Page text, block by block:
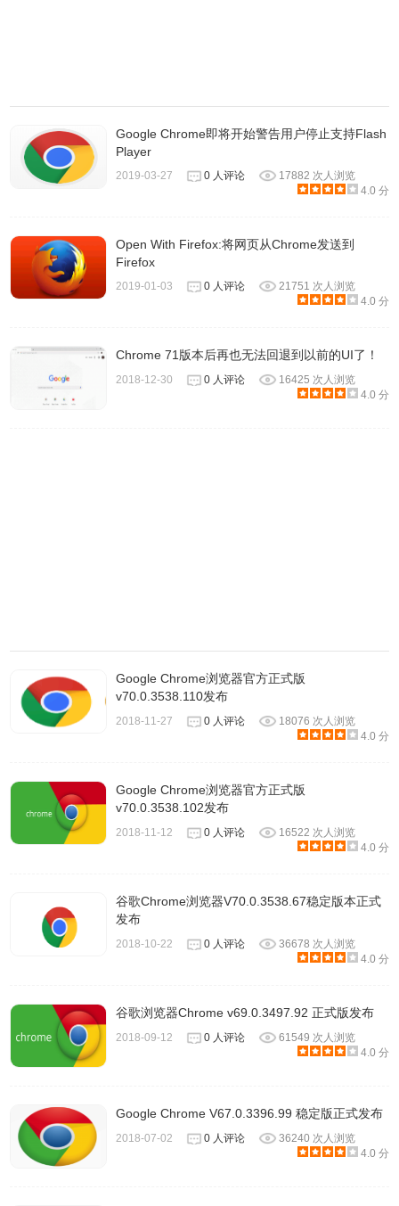
Google Chrome即将开始警告用户停止支持Flash
Player
2019-03-27 0 人评论
17882 次人浏览
4.0 分
Open With Firefox:将网页从Chrome发送到
Firefox
2019-01-03 0 人评论
21751 次人浏览
4.0 分
Chrome 71版本后再也无法回退到以前的UI了！
2018-12-30 0 人评论
16425 次人浏览
4.0 分
Google Chrome浏览器官方正式版
v70.0.3538.110发布
2018-11-27 0 人评论
18076 次人浏览
4.0 分
Google Chrome浏览器官方正式版
v70.0.3538.102发布
2018-11-12 0 人评论
16522 次人浏览
4.0 分
谷歌Chrome浏览器V70.0.3538.67稳定版本正式
发布
2018-10-22 0 人评论
36678 次人浏览
4.0 分
谷歌浏览器Chrome v69.0.3497.92 正式版发布
2018-09-12 0 人评论
61549 次人浏览
4.0 分
Google Chrome V67.0.3396.99 稳定版正式发布
2018-07-02 0 人评论
36240 次人浏览
4.0 分